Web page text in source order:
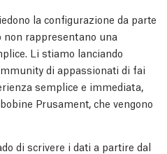
la configurazione da parte
rappresentano una
Li stiamo lanciando
di appassionati di fai
semplice e immediata,
Prusament, che vengono
di scrivere i dati a partire dal